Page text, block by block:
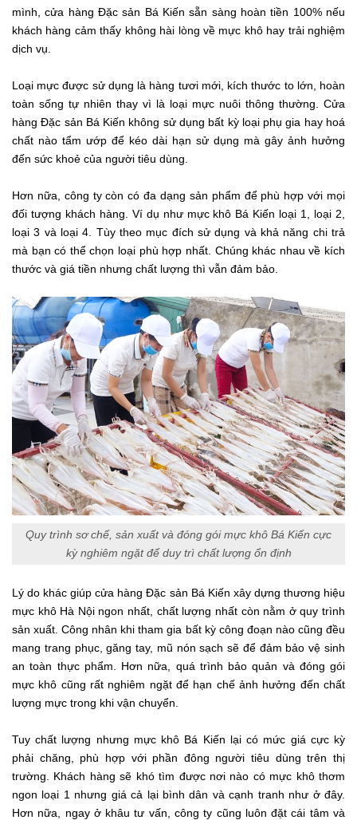
mình, cửa hàng Đặc sản Bá Kiến sẵn sàng hoàn tiền 100% nếu
khách hàng cảm thấy không hài lòng về mực khô hay trải nghiệm
dịch vụ.
Loại mực được sử dụng là hàng tươi mới, kích thước to lớn, hoàn
toàn sống tự nhiên thay vì là loại mực nuôi thông thường. Cửa
hàng Đặc sản Bá Kiến không sử dụng bất kỳ loại phụ gia hay hoá
chất nào tẩm ướp để kéo dài hạn sử dụng mà gây ảnh hưởng
đến sức khoẻ của người tiêu dùng.
Hơn nữa, công ty còn có đa dạng sản phẩm để phù hợp với mọi
đối tượng khách hàng. Ví dụ như mực khô Bá Kiến loại 1, loại 2,
loại 3 và loại 4. Tùy theo mục đích sử dụng và khả năng chi trả
mà bạn có thể chọn loại phù hợp nhất. Chúng khác nhau về kích
thước và giá tiền nhưng chất lượng thì vẫn đảm bảo.
Quy trình sơ chế, sản xuất và đóng gói mực khô Bá Kiến cực
kỳ nghiêm ngặt để duy trì chất lượng ổn định
Lý do khác giúp cửa hàng Đặc sản Bá Kiến xây dựng thương hiệu
mực khô Hà Nội ngon nhất, chất lượng nhất còn nằm ở quy trình
sản xuất. Công nhân khi tham gia bất kỳ công đoạn nào cũng đều
mang trang phục, găng tay, mũ nón sạch sẽ để đảm bảo vệ sinh
an toàn thực phẩm. Hơn nữa, quá trình bảo quản và đóng gói
mực khô cũng rất nghiêm ngặt để hạn chế ảnh hưởng đến chất
lượng mực trong khi vận chuyển.
Tuy chất lượng nhưng mực khô Bá Kiến lại có mức giá cực kỳ
phải chăng, phù hợp với phần đông người tiêu dùng trên thị
trường. Khách hàng sẽ khó tìm được nơi nào có mực khô thơm
ngon loại 1 nhưng giá cả lại bình dân và cạnh tranh như ở đây.
Hơn nữa, ngay ở khâu tư vấn, công ty cũng luôn đặt cái tâm và